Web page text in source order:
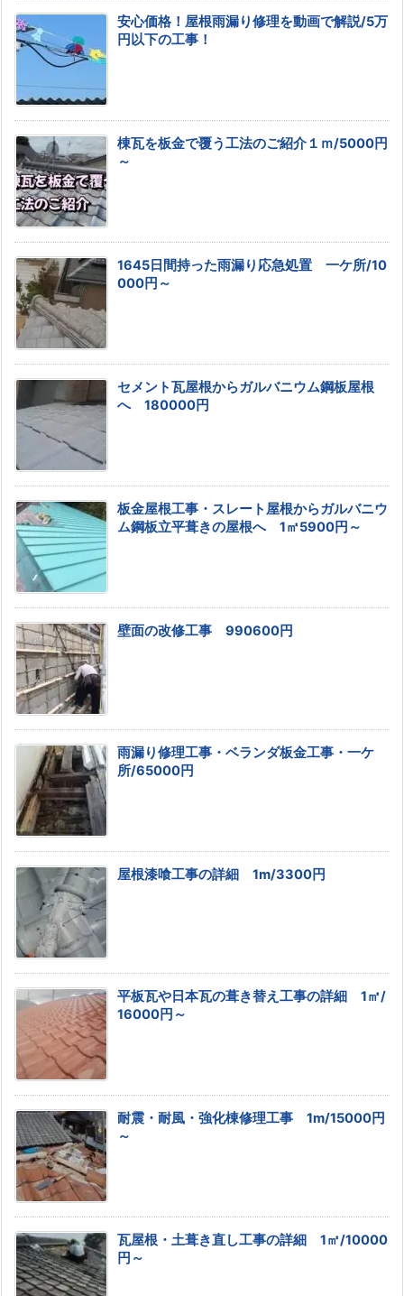
安心価格！屋根雨漏り修理を動画で解説/5万
円以下の工事！
棟瓦を板金で覆う工法のご紹介１ｍ/5000円
～
1645日間持った雨漏り応急処置 一ケ所/10
000円～
セメント瓦屋根からガルバニウム鋼板屋根
へ 180000円
板金屋根工事・スレート屋根からガルバニウ
ム鋼板立平葺きの屋根へ 1㎡5900円～
壁面の改修工事 990600円
雨漏り修理工事・ベランダ板金工事・一ケ
所/65000円
屋根漆喰工事の詳細 1m/3300円
平板瓦や日本瓦の葺き替え工事の詳細 1㎡/
16000円～
耐震・耐風・強化棟修理工事 1m/15000円
～
瓦屋根・土葺き直し工事の詳細 1㎡/10000
円～